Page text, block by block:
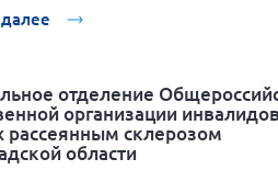
отделение
организации
рассеянным склерозом
области